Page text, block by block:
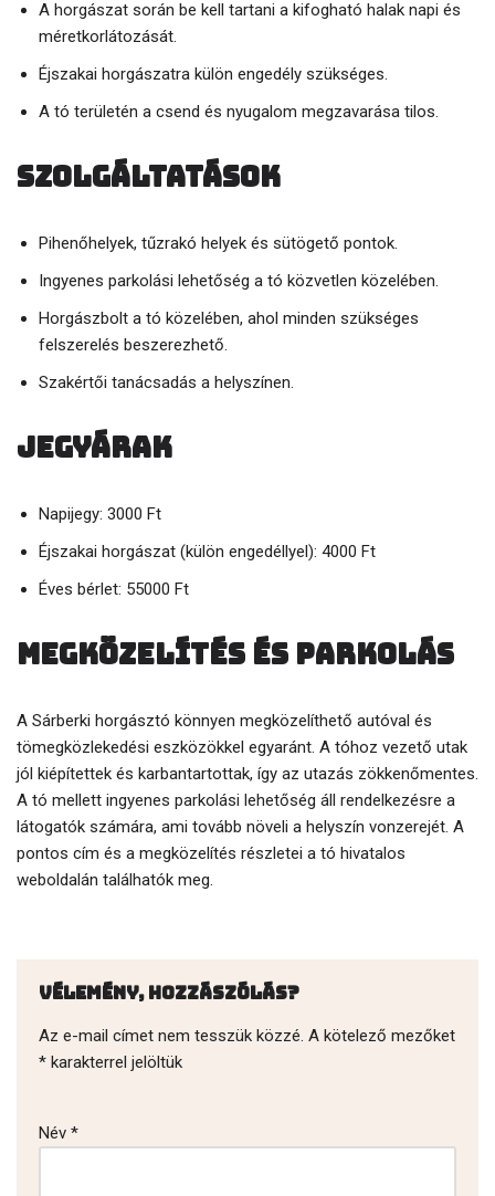
A horgászat során be kell tartani a kifogható halak napi és
méretkorlátozását.
Éjszakai horgászatra külön engedély szükséges.
A tó területén a csend és nyugalom megzavarása tilos.
Szolgáltatások
Pihenőhelyek, tűzrakó helyek és sütögető pontok.
Ingyenes parkolási lehetőség a tó közvetlen közelében.
Horgászbolt a tó közelében, ahol minden szükséges
felszerelés beszerezhető.
Szakértői tanácsadás a helyszínen.
Jegyárak
Napijegy: 3000 Ft
Éjszakai horgászat (külön engedéllyel): 4000 Ft
Éves bérlet: 55000 Ft
Megközelítés és parkolás
A Sárberki horgásztó könnyen megközelíthető autóval és
tömegközlekedési eszközökkel egyaránt. A tóhoz vezető utak
jól kiépítettek és karbantartottak, így az utazás zökkenőmentes.
A tó mellett ingyenes parkolási lehetőség áll rendelkezésre a
látogatók számára, ami tovább növeli a helyszín vonzerejét. A
pontos cím és a megközelítés részletei a tó hivatalos
weboldalán találhatók meg.
Vélemény, hozzászólás?
Az e-mail címet nem tesszük közzé. A kötelező mezőket
* karakterrel jelöltük
Név *